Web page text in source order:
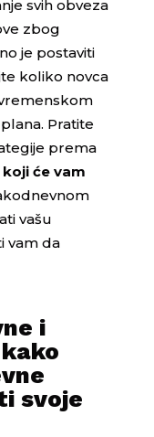
svih obveza
zbog
je postaviti
koliko novca
Pratite
prema
će vam
vašu
vam da
i
svoje